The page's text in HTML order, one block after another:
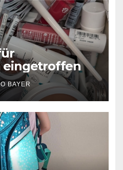
eingetroffen
BAYER